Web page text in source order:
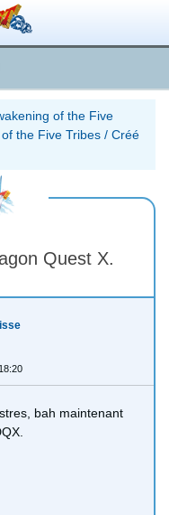
of the Five
the Five Tribes / Créé
Quest X.
bah maintenant